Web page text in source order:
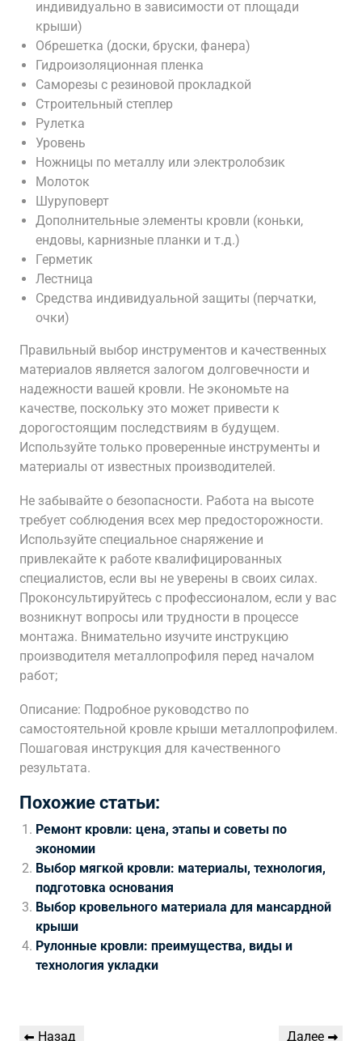
индивидуально в зависимости от площади
крыши)
Обрешетка (доски, бруски, фанера)
Гидроизоляционная пленка
Саморезы с резиновой прокладкой
Строительный степлер
Рулетка
Уровень
Ножницы по металлу или электролобзик
Молоток
Шуруповерт
Дополнительные элементы кровли (коньки,
ендовы, карнизные планки и т.д.)
Герметик
Лестница
Средства индивидуальной защиты (перчатки,
очки)
Правильный выбор инструментов и качественных
материалов является залогом долговечности и
надежности вашей кровли. Не экономьте на
качестве, поскольку это может привести к
дорогостоящим последствиям в будущем.
Используйте только проверенные инструменты и
материалы от известных производителей.
Не забывайте о безопасности. Работа на высоте
требует соблюдения всех мер предосторожности.
Используйте специальное снаряжение и
привлекайте к работе квалифицированных
специалистов, если вы не уверены в своих силах.
Проконсультируйтесь с профессионалом, если у вас
возникнут вопросы или трудности в процессе
монтажа. Внимательно изучите инструкцию
производителя металлопрофиля перед началом
работ;
Описание: Подробное руководство по
самостоятельной кровле крыши металлопрофилем.
Пошаговая инструкция для качественного
результата.
Похожие статьи:
Ремонт кровли: цена, этапы и советы по
экономии
Выбор мягкой кровли: материалы, технология,
подготовка основания
Выбор кровельного материала для мансардной
крыши
Рулонные кровли: преимущества, виды и
технология укладки
Навигация
Предыдущая
Назад
Следующая
Далее